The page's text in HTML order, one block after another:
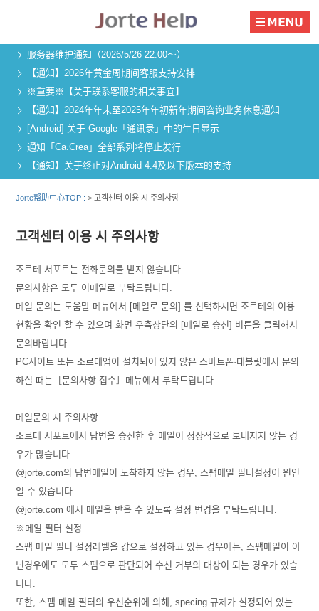
服务器维护通知（2026/5/26 22:00～）
【通知】2026年黄金周期间客服支持安排
※重要※【关于联系客服的相关事宜】
【通知】2024年年末至2025年年初新年期间咨询业务休息通知
[Android] 关于 Google「通讯录」中的生日显示
通知「Ca.Crea」全部系列将停止发行
【通知】关于终止对Android 4.4及以下版本的支持
Jorte帮助中心TOP :> 고객센터 이용 시 주의사항
고객센터 이용 시 주의사항
조르테 서포트는 전화문의를 받지 않습니다.
문의사항은 모두 이메일로 부탁드립니다.
메일 문의는 도움말 메뉴에서 [메일로 문의] 를 선택하시면 조르테의 이용
현황을 확인 할 수 있으며 화면 우측상단의 [메일로 송신] 버튼을 클릭해서
문의바랍니다.
PC사이트 또는 조르테앱이 설치되어 있지 않은 스마트폰·태블릿에서 문의
하실 때는［문의사항 접수］메뉴에서 부탁드립니다.
메일문의 시 주의사항
조르테 서포트에서 답변을 송신한 후 메일이 정상적으로 보내지지 않는 경
우가 많습니다.
@jorte.com의 답변메일이 도착하지 않는 경우, 스팸메일 필터설정이 원인
일 수 있습니다.
@jorte.com 에서 메일을 받을 수 있도록 설정 변경을 부탁드립니다.
※메일 필터 설정
스팸 메일 필터 설정레벨을 강으로 설정하고 있는 경우에는, 스팸메일이 아
닌경우에도 모두 스팸으로 판단되어 수신 거부의 대상이 되는 경우가 있습
니다.
또한, 스팸 메일 필터의 우선순위에 의해, specing 규제가 설정되어 있는